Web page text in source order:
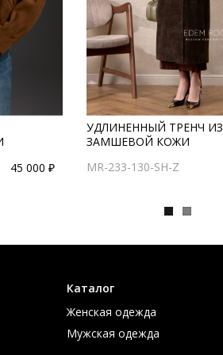
45 000 ₽
УДЛИНЕННЫЙ ТРЕНЧ ИЗ
ЗАМШЕВОЙ КОЖИ
MR-233-130-SH-Z
Каталог
Женская одежда
Мужская одежда